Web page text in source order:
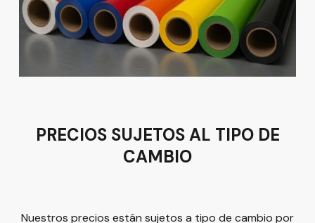
Av del Astillero 129 Centro bodeguero Las Trojes León,
Guanajuato
Tel:(477) 776 8994
Términos y condiciones
PRECIOS SUJETOS AL TIPO DE
CAMBIO
Nuestros precios están sujetos a tipo de cambio por